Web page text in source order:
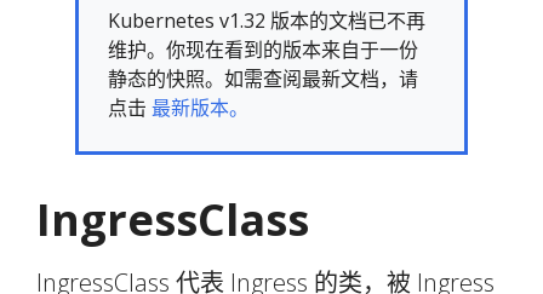
Kubernetes v1.32 版本的文档已不再
维护。你现在看到的版本来自于一份
静态的快照。如需查阅最新文档，请
点击 最新版本。
IngressClass
IngressClass 代表 Ingress 的类，被 Ingress